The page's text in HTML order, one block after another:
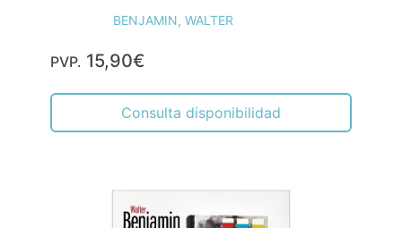
BENJAMIN, WALTER
PVP. 15,90€
Consulta disponibilidad